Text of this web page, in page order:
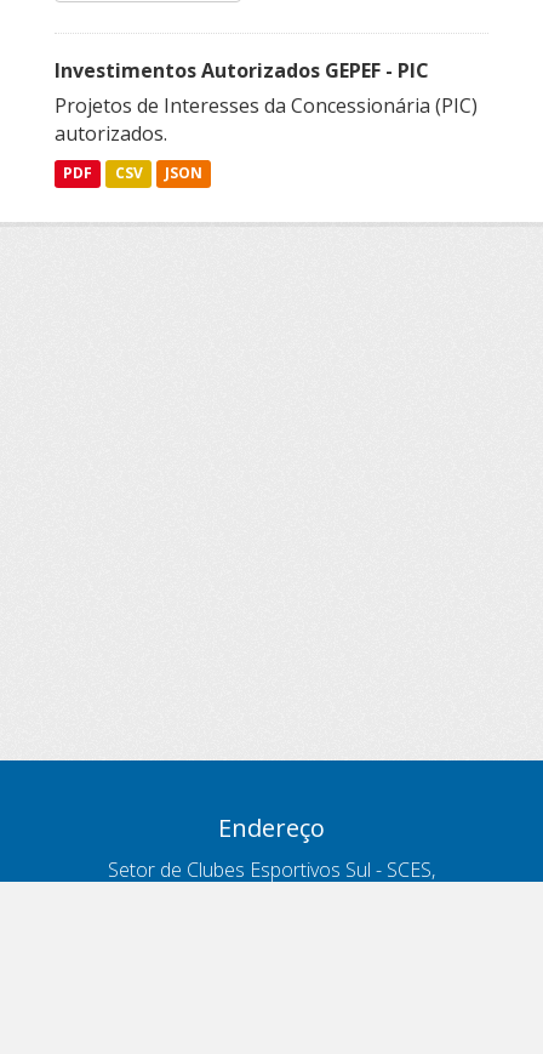
Investimentos Autorizados GEPEF - PIC
Projetos de Interesses da Concessionária (PIC)
autorizados.
PDF CSV JSON
Endereço
Setor de Clubes Esportivos Sul - SCES,